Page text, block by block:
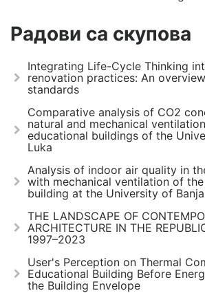
Радови са скупова
Integrating Life-Cycle Thinking
renovation practices: An
standards
Comparative analysis of CO2
natural and mechanical
educational buildings of the
Luka
Analysis of indoor air quality in
with mechanical ventilation of
building at the University of
THE LANDSCAPE OF
ARCHITECTURE IN THE
1997–2023
User's Perception on Thermal
Educational Building Before
the Building Envelope